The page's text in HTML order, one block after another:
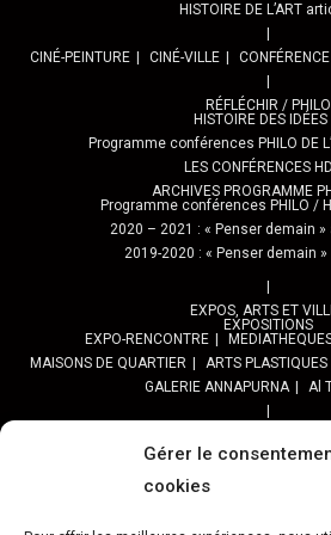
Gérer le
cookies
HISTOIRE DE L’ART
CINÉ-PEINTURE CINÉ-VILLE
RÉFLÉCHIR / PHILO
HISTOIRE DES IDÉES
Programme conférences PHILO DE
LES CONFÉRENCES HDI
ARCHIVES PROGRAMME
Programme conférences PHILO /
2020 – 2021 : « Penser demain »
2019-2020 : « Penser demain »
EXPOS, ARTS ET
EXPOSITIONS
EXPO-RENCONTRE
MAISONS DE QUARTIER
ARTS PLASTIQUES
GALERIE ANNAPURNA
Al
PPROGRAMME DES BALADES